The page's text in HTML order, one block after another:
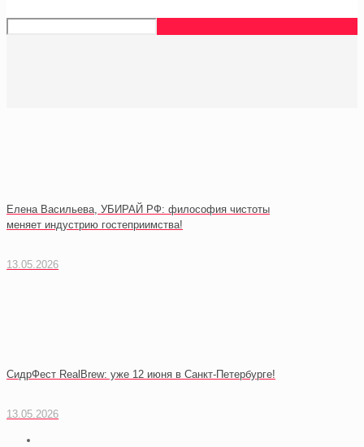
Елена Васильева, УБИРАЙ РФ: философия чистоты
меняет индустрию гостеприимства!
13.05.2026
СидрФест RealBrew: уже 12 июня в Санкт-Петербурге!
13.05.2026